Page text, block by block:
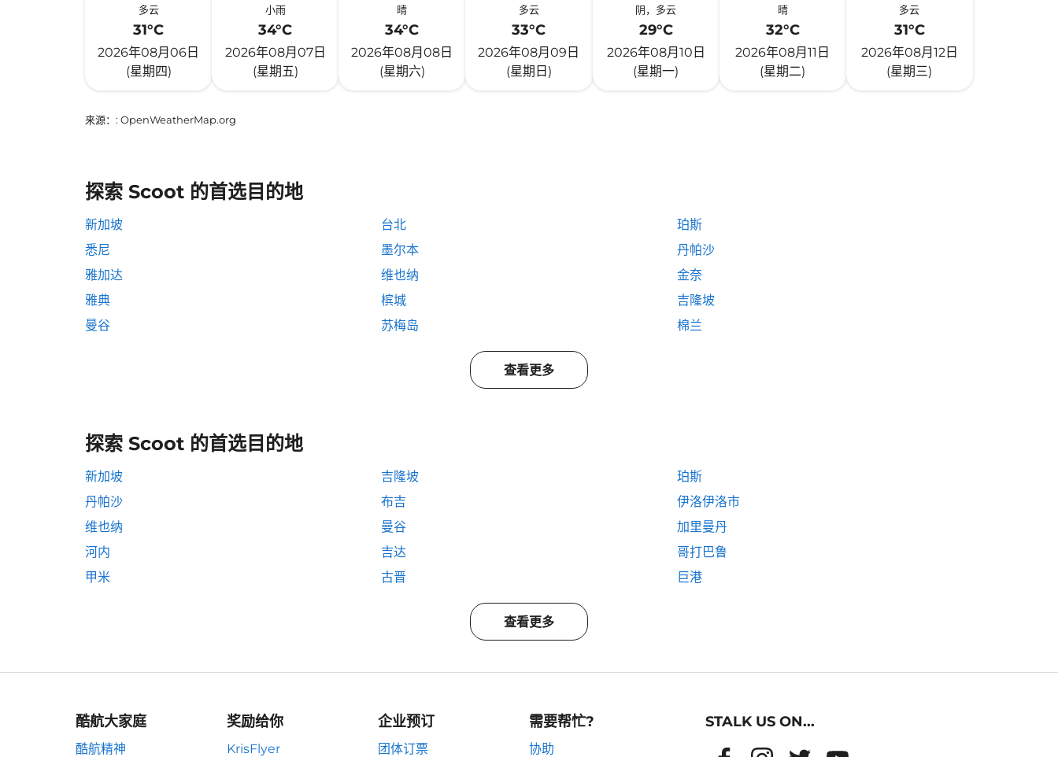
多云
31°C
2026年08月06日
(星期四)
小雨
34°C
2026年08月07日
(星期五)
晴
34°C
2026年08月08日
(星期六)
多云
33°C
2026年08月09日
(星期日)
阴，多云
29°C
2026年08月10日
(星期一)
晴
32°C
2026年08月11日
(星期二)
多云
31°C
2026年08月12日
(星期三)
来源： : OpenWeatherMap.org
探索 Scoot 的首选目的地
新加坡 台北
珀斯
悉尼
墨尔本
丹帕沙
雅加达
维也纳
金奈
雅典
槟城
吉隆坡
曼谷
苏梅岛 棉兰
查看更多
探索 Scoot 的首选目的地
新加坡 吉隆坡
珀斯
丹帕沙
布吉
伊洛伊洛市
维也纳
曼谷
加里曼丹
河内
吉达
哥打巴鲁
甲米
古晋 巨港
查看更多
酷航大家庭
酷航精神
奖励给你
KrisFlyer
企业预订
团体订票
需要帮忙?
协助
STALK US ON...